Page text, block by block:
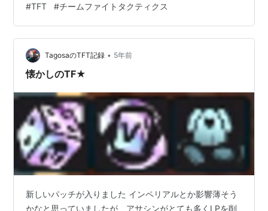
撃 7位、8位回避で5～6位に上げる練習が必要か 【編成
別】 黄色が11.24Bから模索して試している編成 青が1-4
で「フェザー級」が来た時限定でやっている編成 もう毎
試合フェザー級来てくれませんか フェザー級引けたとき
のTop４レートは62.5%、Top4を漏れても5位が3回と…
#TFT #チームファイトタクティクス
TagosaのTFT記録 • 5年前
懐かしのTF★
新しいパッチが入りました インペリアルとか影響薄そう
かなと思っていましたが、アサシンがとても多くLPを削